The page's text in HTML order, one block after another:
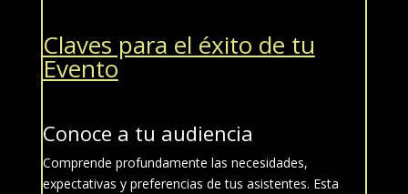
Claves para el éxito de tu
Evento
Conoce a tu audiencia
Comprende profundamente las necesidades,
expectativas y preferencias de tus asistentes. Esta